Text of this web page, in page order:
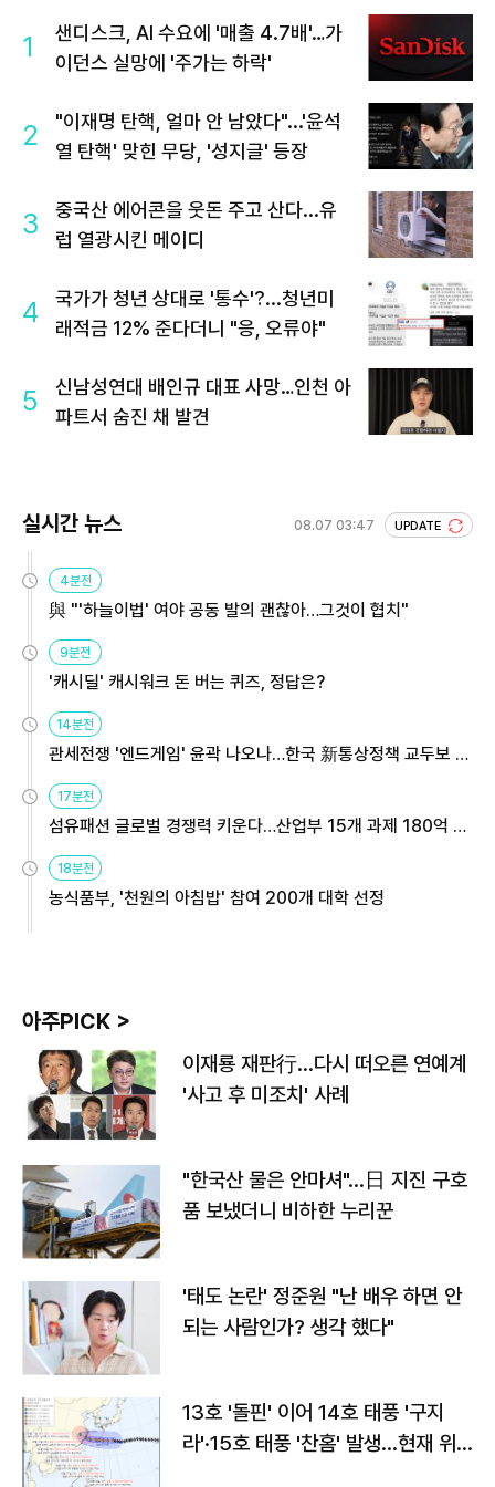
1
샌디스크, AI 수요에 '매출 4.7배'…가
이던스 실망에 '주가는 하락'
2
"이재명 탄핵, 얼마 안 남았다"...'윤석
열 탄핵' 맞힌 무당, '성지글' 등장
3
중국산 에어콘을 웃돈 주고 산다...유
럽 열광시킨 메이디
4
국가가 청년 상대로 '통수'?...청년미
래적금 12% 준다더니 "응, 오류야"
5
신남성연대 배인규 대표 사망…인천 아
파트서 숨진 채 발견
실시간 뉴스 08.07 03:47 UPDATE
4분전
與 "'하늘이법' 여야 공동 발의 괜찮아…그것이 협치"
9분전
'캐시딜' 캐시워크 돈 버는 퀴즈, 정답은?
14분전
관세전쟁 '엔드게임' 윤곽 나오나…한국 新통상정책 교두보 활
용해야
17분전
섬유패션 글로벌 경쟁력 키운다…산업부 15개 과제 180억 지
원
18분전
농식품부, '천원의 아침밥' 참여 200개 대학 선정
아주PICK >
이재룡 재판行…다시 떠오른 연예계
'사고 후 미조치' 사례
"한국산 물은 안마셔"…日 지진 구호
품 보냈더니 비하한 누리꾼
'태도 논란' 정준원 "난 배우 하면 안
되는 사람인가? 생각 했다"
13호 '돌핀' 이어 14호 태풍 '구지
라'·15호 태풍 '찬홈' 발생…현재 위